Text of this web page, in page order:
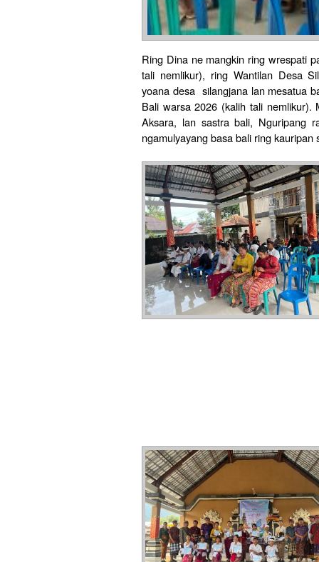
Ring Dina ne mangkin ring wrespati
tali nemlikur), ring Wantilan Desa
yoana desa silangjana lan mesatua
Bali warsa 2026 (kalih tali nemlikur).
Aksara, lan sastra bali, Nguripang
ngamulyayang basa bali ring kauripan